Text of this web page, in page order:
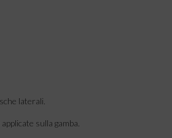
laterali.
sulla gamba.